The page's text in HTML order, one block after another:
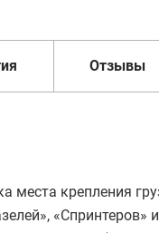
Отзывы
места крепления
«Спринтеров» и